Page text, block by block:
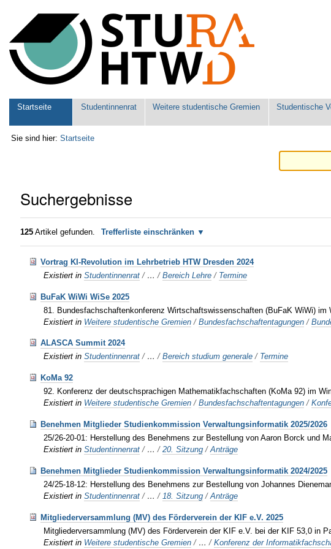
Werkzeuge
Sektionen
Startseite Studentinnenrat Weitere studentische Gremien Studentische
Sie sind hier: Startseite
Suchergebnisse
125 Artikel gefunden. Trefferliste einschränken
Vortrag KI-Revolution im Lehrbetrieb HTW Dresden 2024
Existiert in Studentinnenrat / …/Bereich Lehre / Termine
BuFaK WiWi WiSe 2025
81. Bundesfachschaftenkonferenz Wirtschaftswissenschaften (BuFaK WiWi)
Existiert in Weitere studentische Gremien /Bundesfachschaftentagungen /
ALASCA Summit 2024
Existiert in Studentinnenrat / …/Bereich studium generale / Termine
KoMa 92
92. Konferenz der deutschsprachigen Mathematikfachschaften (KoMa 92) im
Existiert in Weitere studentische Gremien /Bundesfachschaftentagungen /
Benehmen Mitglieder Studienkommission Verwaltungsinformatik 2025/2026
25/26-20-01: Herstellung des Benehmens zur Bestellung von Aaron Borck und
Existiert in Studentinnenrat / …/20. Sitzung /Anträge
Benehmen Mitglieder Studienkommission Verwaltungsinformatik 2024/2025
24/25-18-12: Herstellung des Benehmens zur Bestellung von Johannes
Existiert in Studentinnenrat / …/ 18. Sitzung /Anträge
Mitgliederversammlung (MV) des Förderverein der KIF e.V. 2025
Mitgliederversammlung (MV) des Förderverein der KIF e.V. bei der KIF 53,0 in
Existiert in Weitere studentische Gremien / …/Konferenz der